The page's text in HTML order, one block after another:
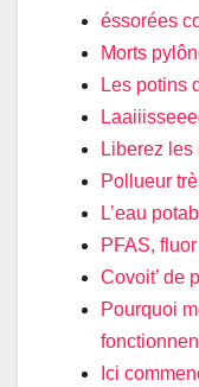
éssorées
Morts
Les potins
Liberez les
Pollueur
L’eau
PFAS,
Covoit’ de
Pourquoi
Ici